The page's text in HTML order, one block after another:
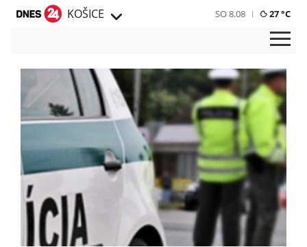
KOŠICE SO 8.08 27 °C